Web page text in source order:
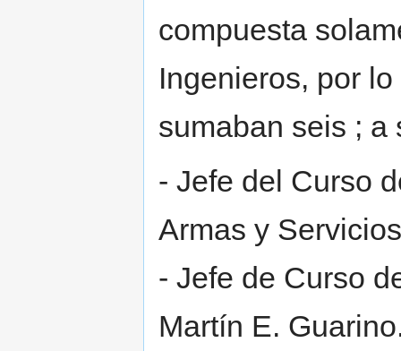
compuesta
Ingenieros, por
sumaban seis ; a
- Jefe del Curso
Armas y
- Jefe de Curso
Martín E.